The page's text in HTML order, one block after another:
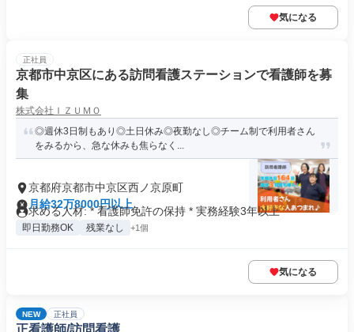
気になる
正社員
京都市中京区にある訪問看護ステーションで看護師を募
集
株式会社ＩＺＵＭＯ
◎週休3日制もあり◎土日休み◎夜勤なし◎チーム制で利用者さん
をみるから、急な休みも焦らなく...
京都府京都市中京区西ノ京原町
月給32万8000円以上
求める人材: * 看護師免許の保持 * 実務経験3年以上
即日勤務OK 残業なし +1個
気になる
NEW 正社員
正看護師/訪問看護